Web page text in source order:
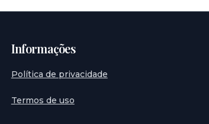
Informações
Política de privacidade
Termos de uso